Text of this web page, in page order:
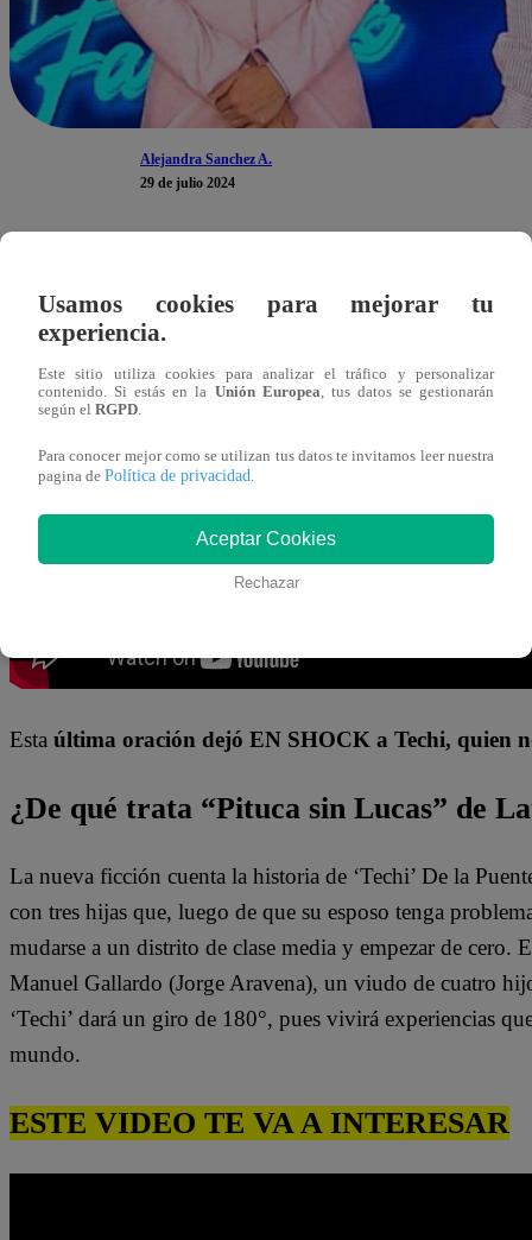
Alejandra Sanchez A.
29 de julio 2024
un sobre blanco SELLADO. En el nuevo episodio de “
recibió una mala noticia.
Un hombre vestido de terno llegó hasta el nuevo barrio
notificación de embargo”, dijo el hombre.
Esta última oración dejó EN SHOCK a Techi, quien
¿De qué trata “Pituca sin Lucas” de
La nueva ficción cuenta la historia de ‘Techi’ De la
con tres hijas que, luego de que su esposo tenga
mudarse a un distrito de clase media y empezar de cero.
Manuel Gallardo (Jorge Aravena), un viudo de cuatro
‘Techi’ dará un giro de 180°, pues vivirá experiencias
mundo.
ESTE VIDEO TE VA A INTERESAR
Usamos cookies para mejorar tu
experiencia.
Este sitio utiliza cookies para analizar el tráfico y personalizar
contenido. Si estás en la Unión Europea, tus datos se gestionarán
según el RGPD.
Para conocer mejor como se utilizan tus datos te invitamos leer nuestra
pagina de Política de privacidad.
Aceptar Cookies
Rechazar